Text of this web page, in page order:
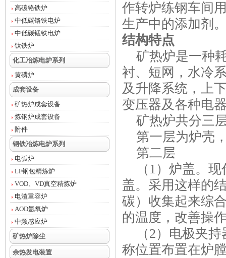
高碳铬铁炉
中低碳铬铁电炉
中低碳锰铁电炉
钛铁炉
化工冶炼电炉系列
黄磷炉
成套设备
矿热炉成套设备
炼钢炉成套设备
附件
钢铁冶炼电炉系列
电弧炉
LF钢包精炼炉
VOD、VD真空精炼炉
电渣重容炉
AOD氩氧炉
中频感应炉
矿热炉除尘
余热发电装置
作转炉练钢车间
生产中的添加剂
结构特点
矿热炉是一种
衬、短网，水冷
及升降系统，上
变压器及各种电
矿热炉共分三
第一层为炉壳
第二层
（1）炉盖。现
盖。采用这样的
碳）收集起来综
的温度，改善操
（2）电极夹持
称位置布置在炉